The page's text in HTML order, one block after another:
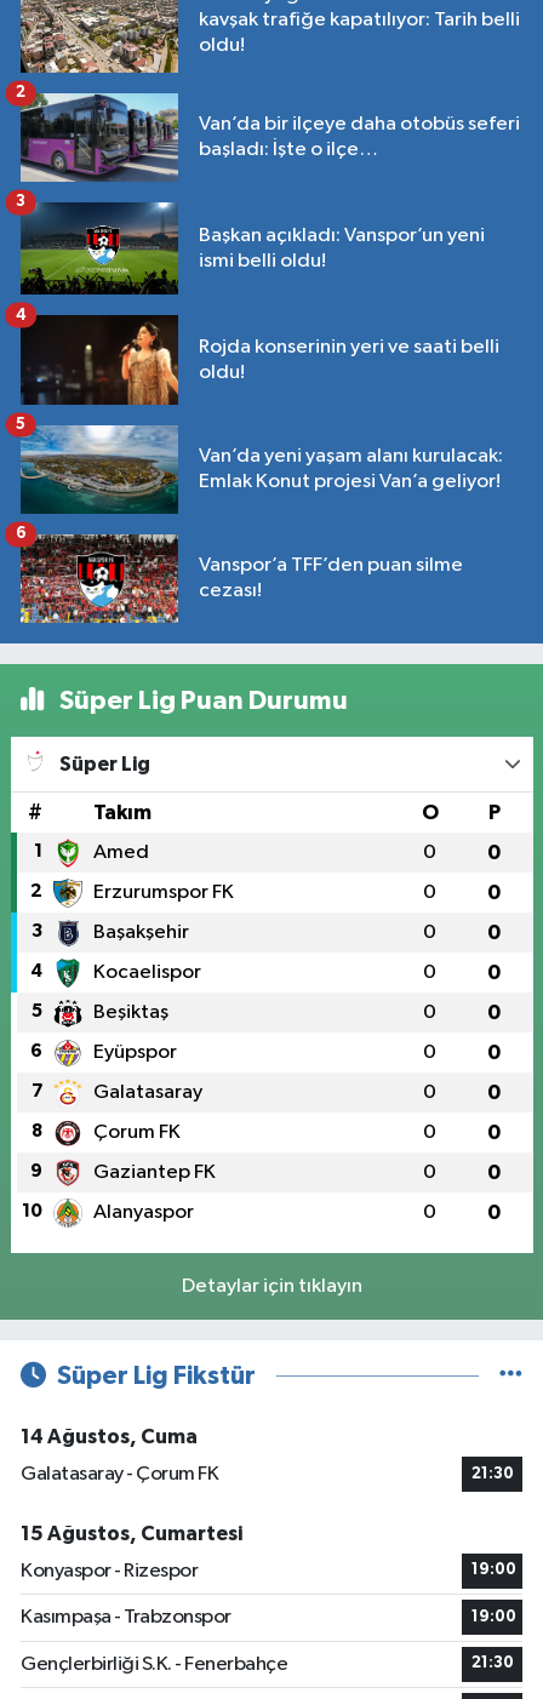
kavşak trafiğe kapatılıyor: Tarih belli
oldu!
Van’da bir ilçeye daha otobüs seferi
başladı: İşte o ilçe…
2
Başkan açıkladı: Vanspor’un yeni
ismi belli oldu!
3
Rojda konserinin yeri ve saati belli
oldu!
4
Van’da yeni yaşam alanı kurulacak:
Emlak Konut projesi Van’a geliyor!
5
Vanspor’a TFF’den puan silme
cezası!
6
Süper Lig Puan Durumu
Süper Lig
# Takım O P
1 Amed 0 0
2 Erzurumspor FK 0 0
3 Başakşehir 0 0
4 Kocaelispor 0 0
5 Beşiktaş 0 0
6 Eyüpspor 0 0
7 Galatasaray 0 0
8 Çorum FK 0 0
9 Gaziantep FK 0 0
10 Alanyaspor 0 0
Detaylar için tıklayın
Süper Lig Fikstür
14 Ağustos, Cuma
Galatasaray - Çorum FK
21:30
15 Ağustos, Cumartesi
Konyaspor - Rizespor
19:00
Kasımpaşa - Trabzonspor 19:00
Gençlerbirliği S.K. - Fenerbahçe 21:30